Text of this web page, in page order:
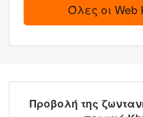
Όλες οι
Προβολή της